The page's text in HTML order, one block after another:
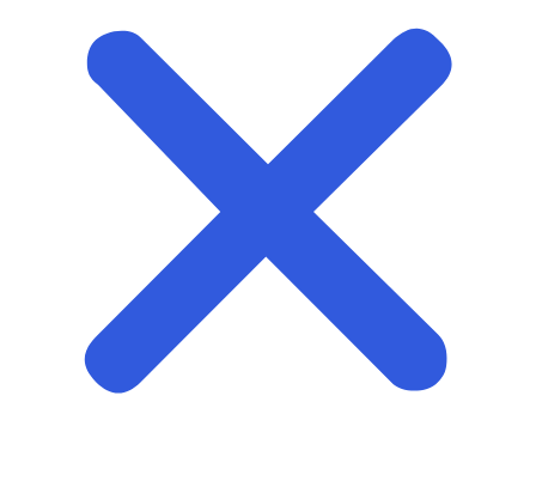
Start prosjektet ditt med oss
Klar til å gjøre ideen din om til en kraftfull digital opplevelse?